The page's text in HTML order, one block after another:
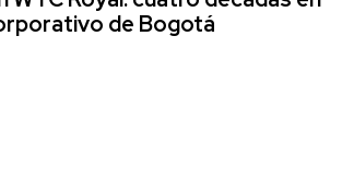
de Bogotá